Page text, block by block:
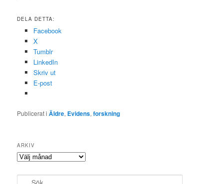
DELA DETTA:
Facebook
X
Tumblr
LinkedIn
Skriv ut
E-post
Publicerat i Äldre, Evidens,forskning
ARKIV
Arkiv